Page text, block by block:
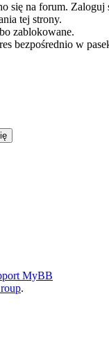
się na forum. Zaloguj
tej strony.
zablokowane.
bezpośrednio w
MyBB
.